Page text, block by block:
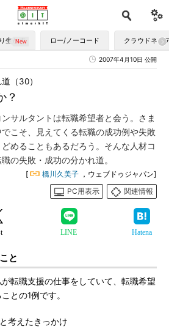
生かす ロー/ノーコード クラウドネイ
2007年4月10日 公開
？
（30）
サルタントは転職希望者と会う。さま
こそ、見えてくる転職の成功例や失敗
めることもあるだろう。そんな人材コ
の失敗・成功の分かれ道。
[ 橋川久美子 ，ウェブドゥジャパン]
PC用表示
関連情報
LINE Hatena
と
転職支援の仕事をしていて、転職希望
との1例です。
考えたきっかけ